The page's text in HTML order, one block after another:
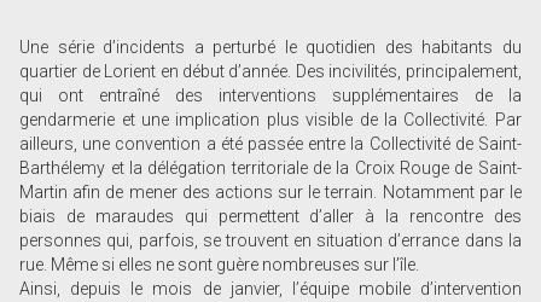
Une série d’incidents a perturbé le quotidien des habitants du
quartier de Lorient en début d’année. Des incivilités, principalement,
qui ont entraîné des interventions supplémentaires de la
gendarmerie et une implication plus visible de la Collectivité. Par
ailleurs, une convention a été passée entre la Collectivité de Saint-
Barthélemy et la délégation territoriale de la Croix Rouge de Saint-
Martin afin de mener des actions sur le terrain. Notamment par le
biais de maraudes qui permettent d’aller à la rencontre des
personnes qui, parfois, se trouvent en situation d’errance dans la
rue. Même si elles ne sont guère nombreuses sur l’île.
Ainsi, depuis le mois de janvier, l’équipe mobile d’intervention